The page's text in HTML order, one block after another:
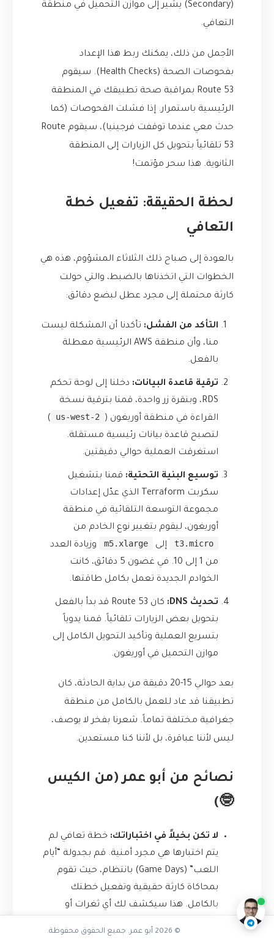
(Secondary) يشير إلى موازن التحميل في منطقة
التعافي.
الأجمل من ذلك، يمكنك ربط هذا الإعداد
بفحوصات الصحة (Health Checks). سيقوم
Route 53 بمراقبة صحة تطبيقك في المنطقة
الرئيسية باستمرار. إذا فشلت الفحوصات (كما
حدث معي عندما توقفت فرجينيا)، سيقوم Route
53 تلقائياً بتحويل كل الزيارات إلى المنطقة
الثانوية. هذا سحر مؤتمت!
لحظة الحقيقة: تفعيل خطة
التعافي
بالعودة إلى صباح ذلك الثلاثاء المشؤوم، هذه هي
الخطوات التي اتخذناها بالضبط، والتي حولت
كارثة محتملة إلى مجرد عطل لبضع دقائق:
التأكد من الفشل: تأكدنا أن المشكلة ليست
منا، وأن منطقة AWS الرئيسية معطلة
بالفعل.
ترقية قاعدة البيانات: دخلنا إلى لوحة تحكم
RDS، وبنقرة زر واحدة، قمنا بترقية نسخة
القراءة في منطقة أوريغون ( us-west-2
)
لتصبح قاعدة بيانات رئيسية مستقلة.
استغرقت العملية حوالي دقيقتين.
توسيع البنية التحتية: قمنا بتشغيل
سكربت Terraform الذي عدّل إعدادات
مجموعة التوسعة التلقائية في منطقة
أوريغون، ليقوم بتغيير نوع الخادم من
t3.micro
إلى m5.xlarge
وزيادة العدد
من 1 إلى 10. في غضون 5 دقائق، كانت
الخوادم الجديدة تعمل بكامل طاقتها.
تحديث DNS:
كان Route 53 قد بدأ بالفعل
بتحويل بعض الزيارات تلقائياً. قمنا يدوياً
بتسريع العملية وتأكيد التحويل الكامل إلى
موازن التحميل في أوريغون.
بعد حوالي 15-20 دقيقة من بداية الحادثة، كان
تطبيقنا قد عاد للعمل بالكامل من منطقة
جغرافية مختلفة تماماً. شعرنا بفخر لا يوصف،
ليس لأننا عباقرة، بل لأننا كنا مستعدين.
نصائح من أبو عمر (من الكيس
🤓)
لا تكن بخيلاً في اختباراتك: خطة تعافي لم
يتم اختبارها هي مجرد أمنية. قم بجدولة “أيام
اللعب” (Game Days) بانتظام، حيث تقوم
بمحاكاة كارثة حقيقية وتفعيل خطتك
بالكامل. هذا سيكشف لك أي ثغرات أو
كيف تحمي تطبيقاتك السحابية
@AbuOmarTech_bot
© 2026 أبو عمر. جميع الحقوق محفوظة.